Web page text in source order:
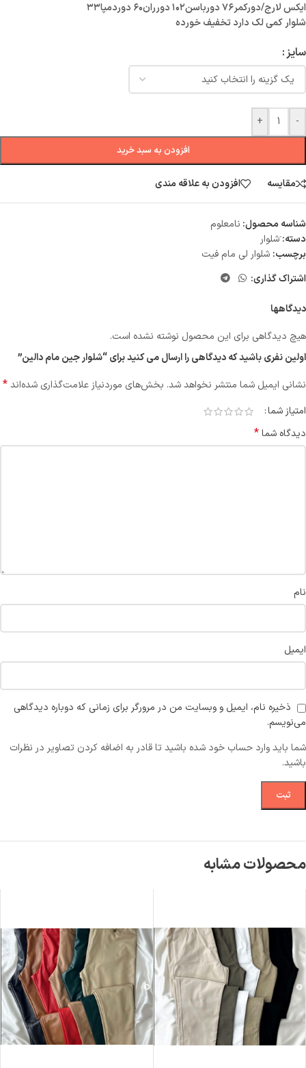
ایکس لارج/دورکمر۷۶ دورباسن۱۰۲ دورران۶۰ دوردمپا۳۳
شلوار کمی لک دارد تخفیف خورده
سایز
-
+
افزودن به سبد خرید
مقایسه افزودن به علاقه مندی
شناسه محصول: نامعلوم
دسته: َشلوار
برچسب: شلوار لی مام فیت
اشتراک گذاری:
دیدگاهها
هیچ دیدگاهی برای این محصول نوشته نشده است.
اولین نفری باشید که دیدگاهی را ارسال می کنید برای “شلوار جین مام دالین”
نشانی ایمیل شما منتشر نخواهد شد. بخش‌های موردنیاز علامت‌گذاری شده‌اند*
امتیاز شما
دیدگاه شما*
نام
ایمیل
ذخیره نام، ایمیل و وبسایت من در مرورگر برای زمانی که دوباره دیدگاهی
می‌نویسم.
شما باید وارد حساب خود شده باشید تا قادر به اضافه کردن تصاویر در نظرات
باشید.
محصولات مشابه